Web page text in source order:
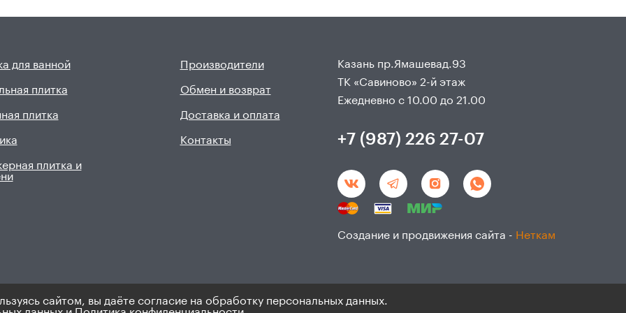
для ванной
плитка
плитка
плитка и
Производители
Обмен и возврат
Доставка и оплата
Контакты
Казань пр.Ямашевад.93
ТК «Савиново» 2-й этаж
Ежедневно с 10.00 до 21.00
+7 (987) 226 27-07
Создание и продвижения сайта - Неткам
Не является публичной офертой.Политика по персональным данным и согласие на ихобработку
сайтом, вы даёте согласие на обработку персональных данных.